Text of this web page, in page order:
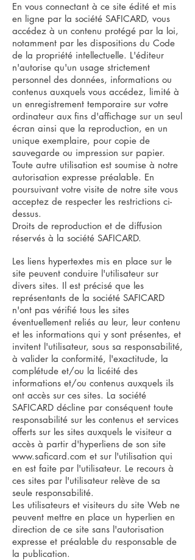
En vous connectant à ce site édité et mis
en ligne par la société SAFICARD, vous
accédez à un contenu protégé par la loi,
notamment par les dispositions du Code
de la propriété intellectuelle. L'éditeur
n'autorise qu'un usage strictement
personnel des données, informations ou
contenus auxquels vous accédez, limité à
un enregistrement temporaire sur votre
ordinateur aux fins d'affichage sur un seul
écran ainsi que la reproduction, en un
unique exemplaire, pour copie de
sauvegarde ou impression sur papier.
Toute autre utilisation est soumise à notre
autorisation expresse préalable. En
poursuivant votre visite de notre site vous
acceptez de respecter les restrictions ci-
dessus.
Droits de reproduction et de diffusion
réservés à la société SAFICARD.
Les liens hypertextes mis en place sur le
site peuvent conduire l'utilisateur sur
divers sites. Il est précisé que les
représentants de la société SAFICARD
n'ont pas vérifié tous les sites
éventuellement reliés au leur, leur contenu
et les informations qui y sont présentes, et
invitent l'utilisateur, sous sa responsabilité,
à valider la conformité, l'exactitude, la
complétude et/ou la licéité des
informations et/ou contenus auxquels ils
ont accès sur ces sites. La société
SAFICARD décline par conséquent toute
responsabilité sur les contenus et services
offerts sur les sites auxquels le visiteur a
accès à partir d'hyperliens de son site
www.saficard.com et sur l'utilisation qui
en est faite par l'utilisateur. Le recours à
ces sites par l'utilisateur relève de sa
seule responsabilité.
Les utilisateurs et visiteurs du site Web ne
peuvent mettre en place un hyperlien en
direction de ce site sans l'autorisation
expresse et préalable du responsable de
la publication.